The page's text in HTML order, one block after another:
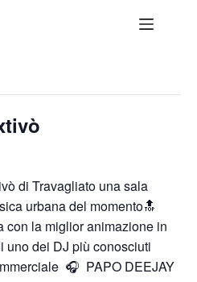
di Travagliato una sala
urbana del momento🔝
con la miglior animazione in
uno dei DJ più conosciuti
🎧 PAPO DEEJAY